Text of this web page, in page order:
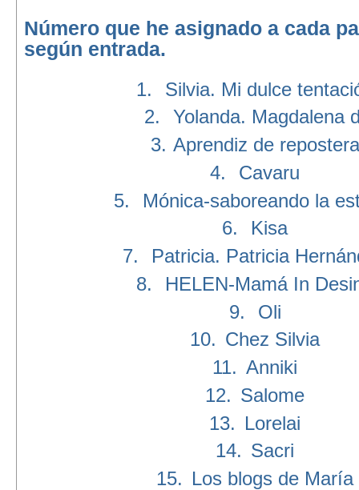
Número que he asignado a cada
según entrada.
1.
Silvia. Mi dulce
2.
Yolanda. Magdalena
3. Aprendiz de repostera
4.
Cavaru
5.
Mónica-saboreando la
6.
Kisa
7.
Patricia. Patricia
8.
HELEN-Mamá In
9.
Oli
10. Chez Silvia
11. Anniki
12. Salome
13. Lorelai
14. Sacri
15. Los blogs de María